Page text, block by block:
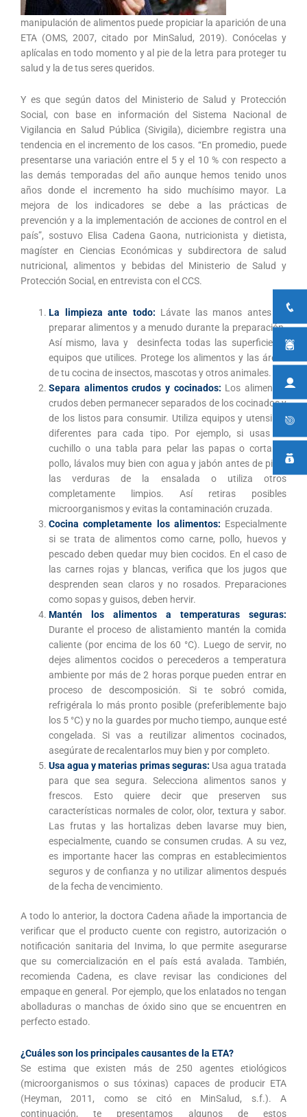
manipulación de alimentos puede propiciar la aparición de una
ETA (OMS, 2007, citado por MinSalud, 2019). Conócelas y
aplícalas en todo momento y al pie de la letra para proteger tu
salud y la de tus seres queridos.
Y es que según datos del Ministerio de Salud y Protección
Social, con base en información del Sistema Nacional de
Vigilancia en Salud Pública (Sivigila), diciembre registra una
tendencia en el incremento de los casos. “En promedio, puede
presentarse una variación entre el 5 y el 10 % con respecto a
las demás temporadas del año aunque hemos tenido unos
años donde el incremento ha sido muchísimo mayor. La
mejora de los indicadores se debe a las prácticas de
prevención y a la implementación de acciones de control en el
país”, sostuvo Elisa Cadena Gaona, nutricionista y dietista,
magíster en Ciencias Económicas y subdirectora de salud
nutricional, alimentos y bebidas del Ministerio de Salud y
Protección Social, en entrevista con el CCS.
La limpieza ante todo: Lávate las manos antes de
preparar alimentos y a menudo durante la preparación.
Así mismo, lava y desinfecta todas las superficies y
equipos que utilices. Protege los alimentos y las áreas
de tu cocina de insectos, mascotas y otros animales.
Separa alimentos crudos y cocinados: Los alimentos
crudos deben permanecer separados de los cocinados y
de los listos para consumir. Utiliza equipos y utensilios
diferentes para cada tipo. Por ejemplo, si usas un
cuchillo o una tabla para pelar las papas o cortar el
pollo, lávalos muy bien con agua y jabón antes de picar
las verduras de la ensalada o utiliza otros
completamente limpios. Así retiras posibles
microorganismos y evitas la contaminación cruzada.
Cocina completamente los alimentos: Especialmente
si se trata de alimentos como carne, pollo, huevos y
pescado deben quedar muy bien cocidos. En el caso de
las carnes rojas y blancas, verifica que los jugos que
desprenden sean claros y no rosados. Preparaciones
como sopas y guisos, deben hervir.
Mantén los alimentos a
temperaturas seguras:
Durante el proceso de alistamiento mantén la comida
caliente (por encima de los 60 °C). Luego de servir, no
dejes alimentos cocidos o perecederos a temperatura
ambiente por más de 2 horas porque pueden entrar en
proceso de descomposición. Si te sobró comida,
refrigérala lo más pronto posible (preferiblemente bajo
los 5 °C) y no la guardes por mucho tiempo, aunque esté
congelada. Si vas a reutilizar alimentos cocinados,
asegúrate de recalentarlos muy bien y por completo.
Usa agua y materias primas seguras: Usa agua tratada
para que sea segura. Selecciona alimentos sanos y
frescos. Esto quiere decir que preserven sus
características normales de color, olor, textura y sabor.
Las frutas y las hortalizas deben lavarse muy bien,
especialmente, cuando se consumen crudas. A su vez,
es importante hacer las compras en establecimientos
seguros y de confianza y no utilizar alimentos después
de la fecha de vencimiento.
A todo lo anterior, la doctora Cadena añade la importancia de
verificar que el producto cuente con registro, autorización o
notificación sanitaria del Invima, lo que permite asegurarse
que su comercialización en el país está avalada. También,
recomienda Cadena, es clave revisar las condiciones del
empaque en general. Por ejemplo, que los enlatados no tengan
abolladuras o manchas de óxido sino que se encuentren en
perfecto estado.
¿Cuáles son los principales causantes de la ETA?
Se estima que existen más de 250 agentes etiológicos
(microorganismos o sus tóxinas) capaces de producir ETA
(Heyman, 2011, como se citó en MinSalud, s.f.). A
continuación, te presentamos algunos de estos